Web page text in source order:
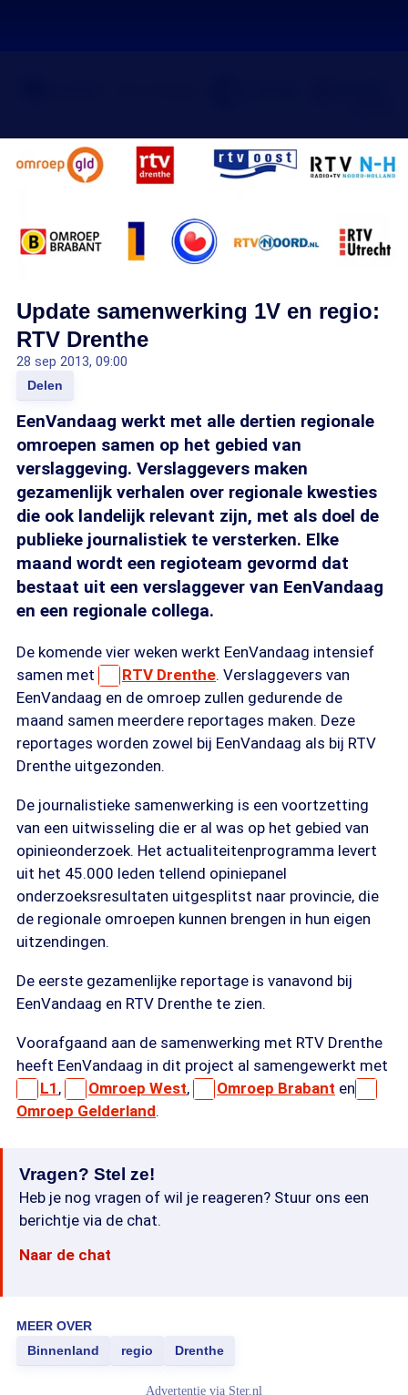
Update samenwerking 1V en regio:
RTV Drenthe
28 sep 2013, 09:00
Delen
EenVandaag werkt met alle dertien regionale
omroepen samen op het gebied van
verslaggeving. Verslaggevers maken
gezamenlijk verhalen over regionale kwesties
die ook landelijk relevant zijn, met als doel de
publieke journalistiek te versterken. Elke
maand wordt een regioteam gevormd dat
bestaat uit een verslaggever van EenVandaag
en een regionale collega.
De komende vier weken werkt EenVandaag intensief
samen met
RTV Drenthe. Verslaggevers van
EenVandaag en de omroep zullen gedurende de
maand samen meerdere reportages maken. Deze
reportages worden zowel bij EenVandaag als bij RTV
Drenthe uitgezonden.
De journalistieke samenwerking is een voortzetting
van een uitwisseling die er al was op het gebied van
opinieonderzoek. Het actualiteitenprogramma levert
uit het 45.000 leden tellend opiniepanel
onderzoeksresultaten uitgesplitst naar provincie, die
de regionale omroepen kunnen brengen in hun eigen
uitzendingen.
De eerste gezamenlijke reportage is vanavond bij
EenVandaag en RTV Drenthe te zien.
Voorafgaand aan de samenwerking met RTV Drenthe
heeft EenVandaag in dit project al samengewerkt met
L1 , Omroep West, Omroep Brabant en
Omroep Gelderland.
Vragen? Stel ze!
Heb je nog vragen of wil je reageren? Stuur ons een
berichtje via de chat.
Naar de chat
MEER OVER
Binnenland
regio Drenthe
Advertentie via Ster.nl